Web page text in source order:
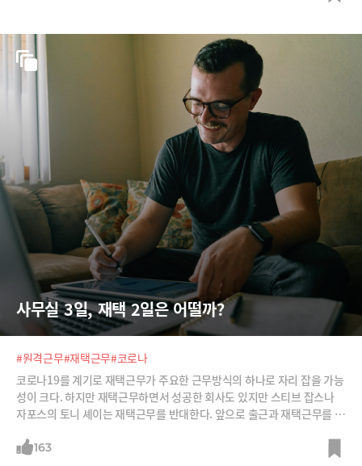
사무실 3일, 재택 2일은 어떨까?
#원격근무#재택근무#코로나
코로나19를 계기로 재택근무가 주요한 근무방식의 하나로 자리 잡을 가능
성이 크다. 하지만 재택근무하면서 성공한 회사도 있지만 스티브 잡스나
자포스의 토니 셰이는 재택근무를 반대한다. 앞으로 출근과 재택근무를 어
163